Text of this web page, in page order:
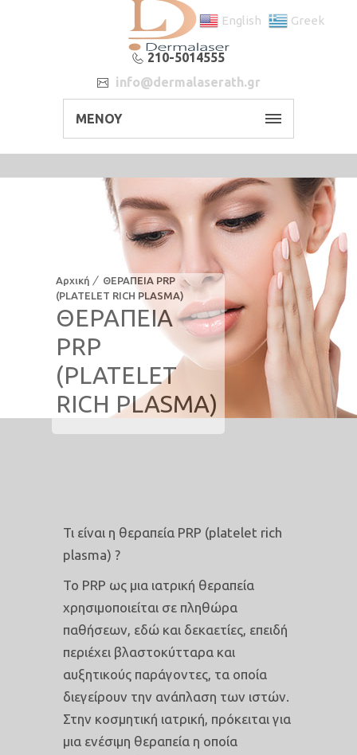
210-5014555
info@dermalaserath.gr
ΜΕΝΟΥ
Αρχική
ΘΕΡΑΠΕΙΑ PRP
(PLATELET RICH PLASMA)
ΘΕΡΑΠΕΙΑ
PRP
(PLATELET
RICH PLASMA)
Τι είναι η θεραπεία PRP (platelet rich
plasma) ?
Το PRP ως μια ιατρική θεραπεία
χρησιμοποιείται σε πληθώρα
παθήσεων, εδώ και δεκαετίες, επειδή
περιέχει βλαστοκύτταρα και
αυξητικούς παράγοντες, τα οποία
διεγείρουν την ανάπλαση των ιστών.
Στην κοσμητική ιατρική, πρόκειται για
μια ενέσιμη θεραπεία η οποία
English Greek